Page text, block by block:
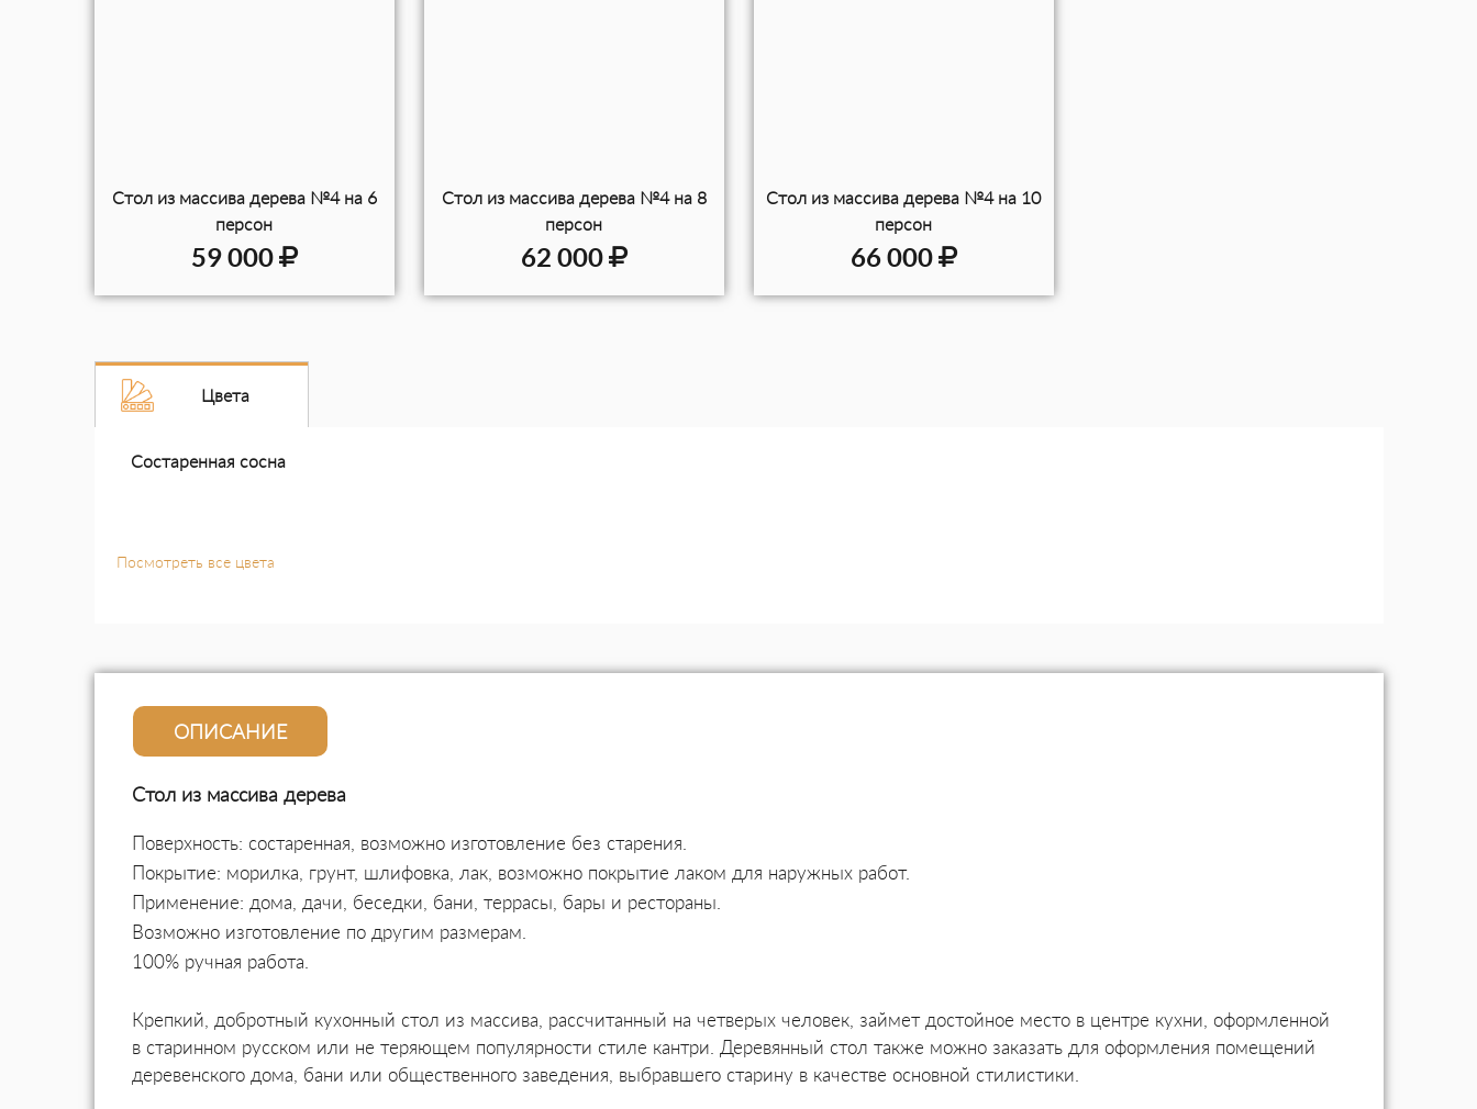
Стол из массива дерева №4 на 6
персон
59 000
Стол из массива дерева №4 на 8
персон
62 000
Стол из массива дерева №4 на 10
персон
66 000
Цвета
Состаренная сосна
Посмотреть все цвета
ОПИСАНИЕ
Стол из массива дерева
Поверхность: состаренная, возможно изготовление без старения.
Покрытие: морилка, грунт, шлифовка, лак, возможно покрытие лаком для наружных работ.
Применение: дома, дачи, беседки, бани, террасы, бары и рестораны.
Возможно изготовление по другим размерам.
100% ручная работа.
Крепкий, добротный кухонный стол из массива, рассчитанный на четверых человек, займет достойное место в центре кухни, оформленной
в старинном русском или не теряющем популярности стиле кантри. Деревянный стол также можно заказать для оформления помещений
деревенского дома, бани или общественного заведения, выбравшего старину в качестве основной стилистики.